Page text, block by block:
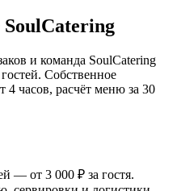
и команда SoulCatering
Собственное
4 часов, расчёт меню за 30
— от 3 000 ₽ за гостя.